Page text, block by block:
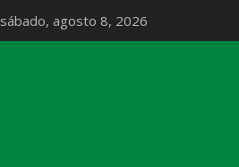
sábado, agosto 8, 2026